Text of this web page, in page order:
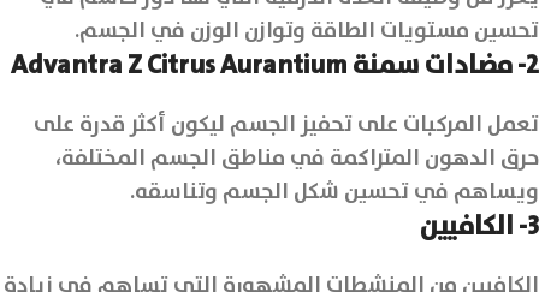
تحسين مستويات الطاقة وتوازن الوزن في الجسم.
2- مضادات سمنة Advantra Z Citrus Aurantium
تعمل المركبات على تحفيز الجسم ليكون أكثر قدرة على
حرق الدهون المتراكمة في مناطق الجسم المختلفة،
ويساهم في تحسين شكل الجسم وتناسقه.
3- الكافيين